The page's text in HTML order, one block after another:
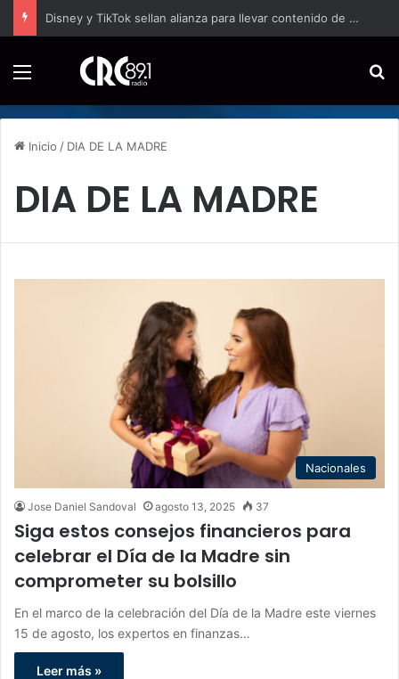
Disney y TikTok sellan alianza para llevar contenido de Marvel, Star Wars y Pixar a los creadores
Inicio / DIA DE LA MADRE
DIA DE LA MADRE
Nacionales
Jose Daniel Sandoval agosto 13, 2025 37
Siga estos consejos financieros para
celebrar el Día de la Madre sin
comprometer su bolsillo
En el marco de la celebración del Día de la Madre este viernes
15 de agosto, los expertos en finanzas…
Leer más »